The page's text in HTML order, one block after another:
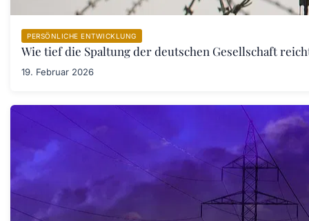
PERSÖNLICHE ENTWICKLUNG
Wie tief die Spaltung der deutschen Gesellschaft
19. Februar 2026